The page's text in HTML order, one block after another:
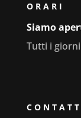
ORARI
Siamo
Tutti i